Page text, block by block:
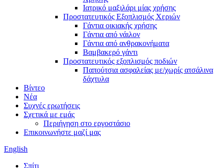
Ιατρικό μαξιλάρι μίας χρήσης
Προστατευτικός Εξοπλισμός Χεριών
Γάντια οικιακής χρήσης
Γάντια από νάιλον
Γάντια από ανθρακονήματα
Βαμβακερό γάντι
Προστατευτικός εξοπλισμός ποδιών
Παπούτσια ασφαλείας με/χωρίς ατσάλινα
δάχτυλα
Βίντεο
Νέα
Συχνές ερωτήσεις
Σχετικά με εμάς
Περιήγηση στο εργοστάσιο
Επικοινωνήστε μαζί μας
English
Σπίτι